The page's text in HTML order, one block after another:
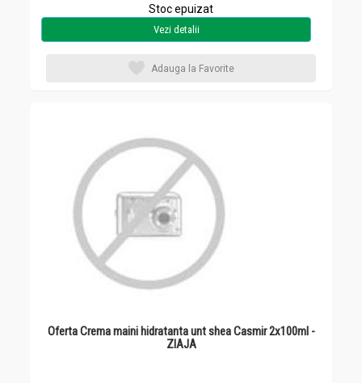
Stoc epuizat
Vezi detalii
Adauga la Favorite
Oferta Crema maini hidratanta unt shea Casmir 2x100ml -
ZIAJA